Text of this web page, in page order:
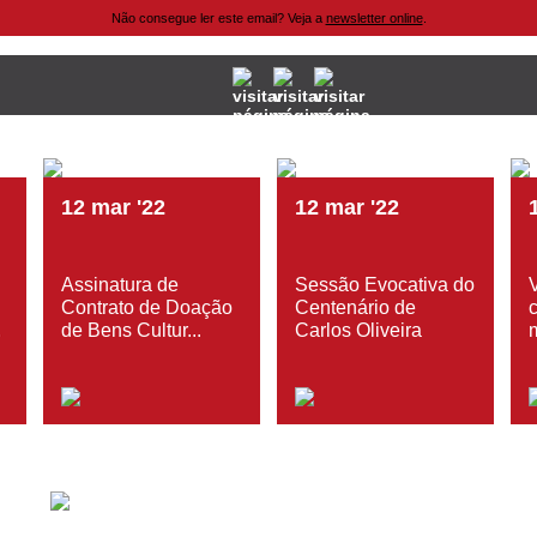
Não consegue ler este email? Veja a newsletter online.
12 mar '22
Assinatura de
Contrato de Doação
de Bens Cultur...
12 mar '22
Sessão Evocativa do
Centenário de
Carlos Oliveira